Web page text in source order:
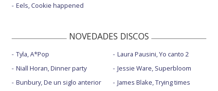
Eels, Cookie happened
NOVEDADES DISCOS
Tyla, A*Pop
Niall Horan, Dinner party
Bunbury, De un siglo anterior
Laura Pausini, Yo canto 2
Jessie Ware, Superbloom
James Blake, Trying times